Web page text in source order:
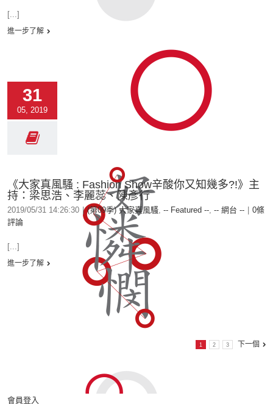
[...]
進一步了解
31
05, 2019
《大家真風騷 : Fashion Show辛酸你又知幾多?!》主
持：梁思浩、李麗蕊、陳彥行
2019/05/31 14:26:30 | (第09季) 大家真風騷, -- Featured --, -- 網台 --
0條
評論
[...]
進一步了解
1 2 3 下一個
會員登入